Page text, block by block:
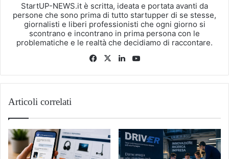
StartUP-NEWS.it è scritta, ideata e portata avanti da
persone che sono prima di tutto startupper di se stesse,
giornalisti e liberi professionisti che ogni giorno si
scontrano e incontrano in prima persona con le
problematiche e le realtà che decidiamo di raccontare.
Facebook
X LinkedIn
Articoli correlati